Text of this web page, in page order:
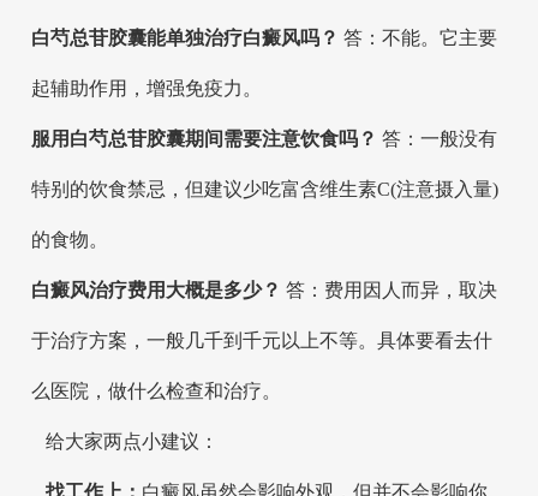
白芍总苷胶囊能单独治疗白癜风吗？ 答：不能。它主要
起辅助作用，增强免疫力。
服用白芍总苷胶囊期间需要注意饮食吗？ 答：一般没有
特别的饮食禁忌，但建议少吃富含维生素C(注意摄入量)
的食物。
白癜风治疗费用大概是多少？ 答：费用因人而异，取决
于治疗方案，一般几千到千元以上不等。具体要看去什
么医院，做什么检查和治疗。
给大家两点小建议：
找工作上： 白癜风虽然会影响外观，但并不会影响你